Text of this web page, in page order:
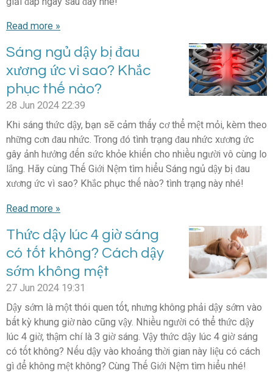
Read more »
Sáng ngủ dậy bị đau
xương ức vì sao? Khắc
phục thế nào?
28 Jun 2024 22:39
Khi sáng thức dậy, bạn sẽ cảm thấy cơ thể mệt mỏi, kèm theo
những cơn đau nhức. Trong đó tình trạng đau nhức xương ức
gây ảnh hưởng đến sức khỏe khiến cho nhiều người vô cùng lo
lắng. Hãy cùng Thế Giới Nệm tìm hiểu Sáng ngủ dậy bị đau
xương ức vì sao? Khắc phục thế nào? tình trạng này nhé!
Read more »
Thức dậy lúc 4 giờ sáng
có tốt không? Cách dậy
sớm không mệt
27 Jun 2024 19:31
Dậy sớm là một thói quen tốt, nhưng không phải dậy sớm vào
bất kỳ khung giờ nào cũng vậy. Nhiều người có thể thức dậy
lúc 4 giờ, thậm chí là 3 giờ sáng. Vậy thức dậy lúc 4 giờ sáng
có tốt không? Nếu dậy vào khoảng thời gian này liệu có cách
gì để không mệt không? Cùng Thế Giới Nệm tìm hiểu nhé!